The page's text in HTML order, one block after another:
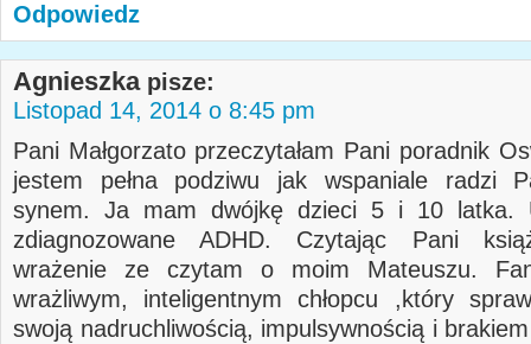
Odpowiedz
Agnieszka pisze:
Listopad 14, 2014 o 8:45 pm
Pani Małgorzato przeczytałam Pani poradnik
jestem pełna podziwu jak wspaniale radzi
synem. Ja mam dwójkę dzieci 5 i 10 latka.
zdiagnozowane ADHD. Czytając Pani
wrażenie ze czytam o moim Mateuszu.
wrażliwym, inteligentnym chłopcu ,który
swoją nadruchliwością, impulsywnością i